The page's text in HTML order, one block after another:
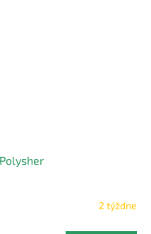
2 týždne